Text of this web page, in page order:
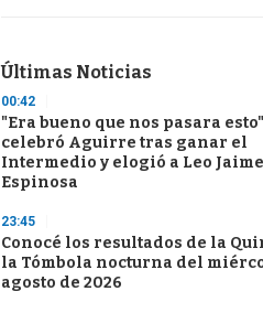
Últimas Noticias
00:42
"Era bueno que nos pasara
celebró Aguirre tras ganar el
Intermedio y elogió a Leo
Espinosa
23:45
Conocé los resultados de la
la Tómbola nocturna del
agosto de 2026